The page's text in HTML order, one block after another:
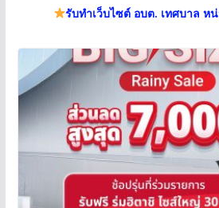
รับทำเว็บไซต์ อบต. เทศบาล ห